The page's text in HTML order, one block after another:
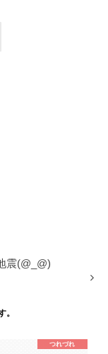
震(@_@)
。
つれづれ